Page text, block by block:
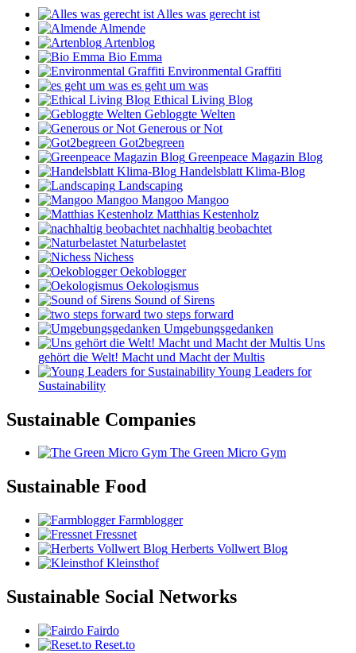
Alles was gerecht ist
Almende
Artenblog
Bio Emma
Environmental Graffiti
es geht um was
Ethical Living Blog
Gebloggte Welten
Generous or Not
Got2begreen
Greenpeace Magazin Blog
Handelsblatt Klima-Blog
Landscaping
Mangoo Mangoo
Matthias Kestenholz
nachhaltig beobachtet
Naturbelastet
Nichess
Oekoblogger
Oekologismus
Sound of Sirens
two steps forward
Umgebungsgedanken
Uns
gehört die Welt! Macht und Macht der Multis
Young Leaders for
Sustainability
Sustainable Companies
The Green Micro Gym
Sustainable Food
Farmblogger
Fressnet
Herberts Vollwert Blog
Kleinsthof
Sustainable Social Networks
Fairdo
Reset.to